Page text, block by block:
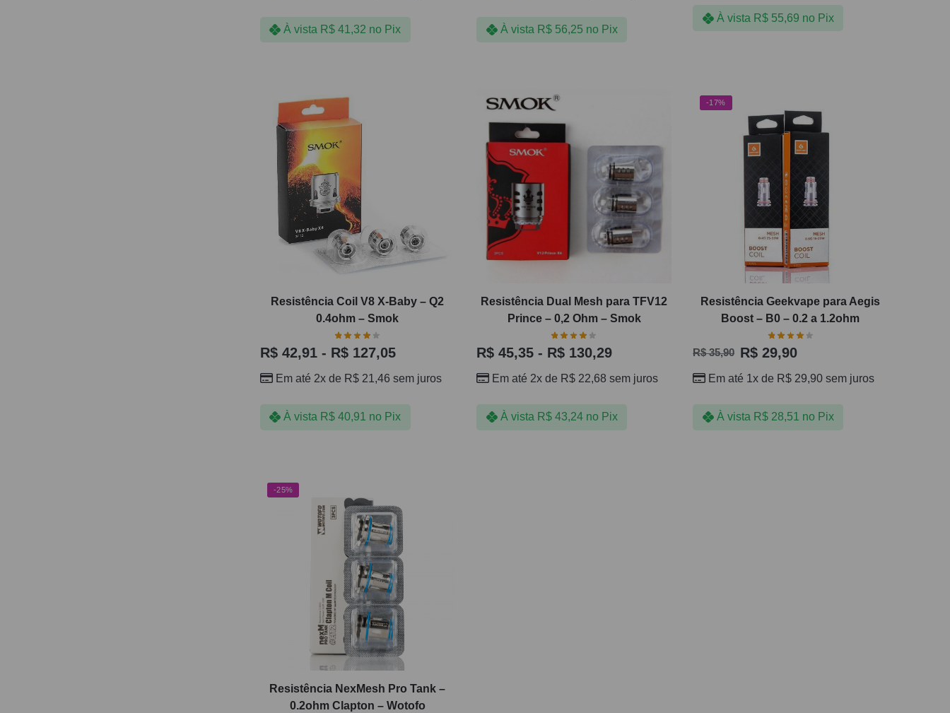
À vista R$ 41,32 no Pix À vista R$56,25 no Pix
À vista R$55,69 no Pix
Resistência Coil V8 X-Baby – Q2
0.4ohm – Smok
R$42,91 - R$127,05
Em até 2x de R$21,46 sem juros
À vista R$ 40,91 no Pix
Resistência Dual Mesh para TFV12
Prince – 0,2 Ohm – Smok
R$45,35 - R$130,29
Em até 2x de R$22,68 sem juros
À vista R$43,24 no Pix
-17%
Resistência Geekvape para Aegis
Boost – B0 – 0.2 a 1.2ohm
R$35,90 R$ 29,90
Em até 1x de R$ 29,90 sem juros
À vista R$28,51 no Pix
-25%
Resistência NexMesh Pro Tank –
0.2ohm Clapton – Wotofo